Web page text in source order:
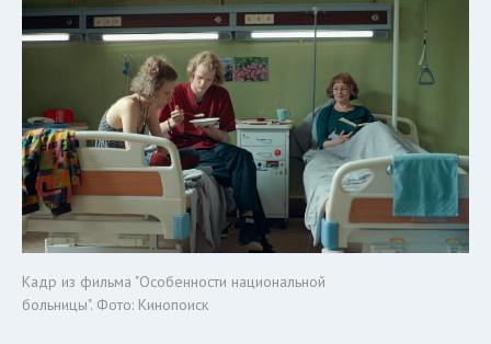
Кадр из фильма "Особенности национальной
больницы". Фото: Кинопоиск